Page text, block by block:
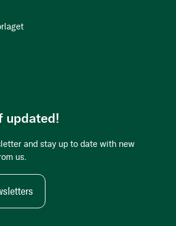
updated!
and stay up to date with new
us.